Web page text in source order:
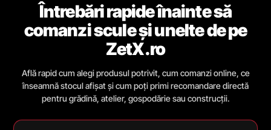
Întrebări rapide înainte să
comanzi scule și unelte de pe
ZetX.ro
Află rapid cum alegi produsul potrivit, cum comanzi online, ce
înseamnă stocul afișat și cum poți primi recomandare directă
pentru grădină, atelier, gospodărie sau construcții.